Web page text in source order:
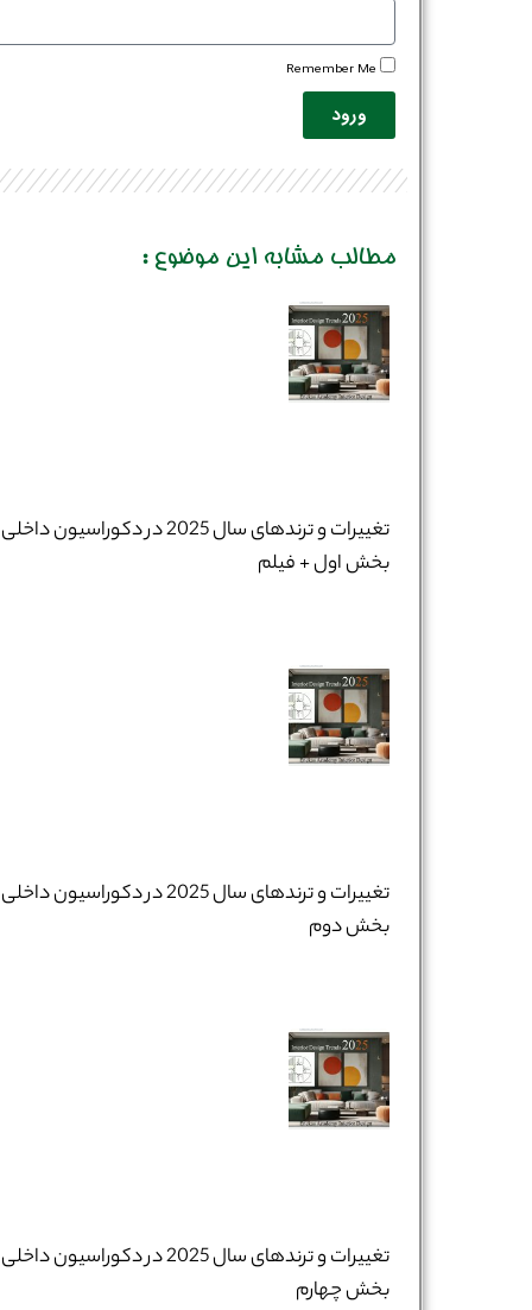
Remember Me
ورود
مطالب مشابه این موضوع :
تغییرات و ترندهای سال 2025 در دکوراسیون
بخش اول + فیلم
تغییرات و ترندهای سال 2025 در دکوراسیون
بخش دوم
تغییرات و ترندهای سال 2025 در دکوراسیون
بخش چهارم